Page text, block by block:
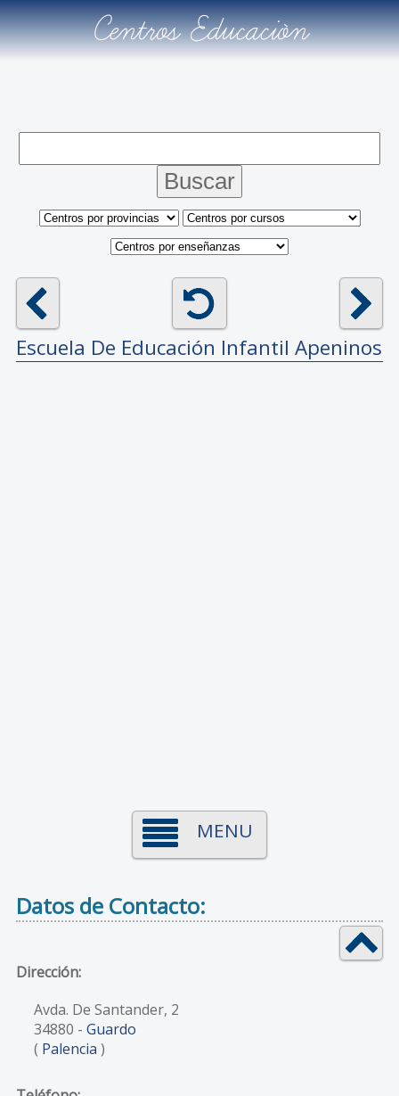
Centros Educación
Escuela De Educación Infantil Apeninos
MENU
Datos de Contacto:
Dirección:
Avda. De Santander, 2
34880 - Guardo
( Palencia )